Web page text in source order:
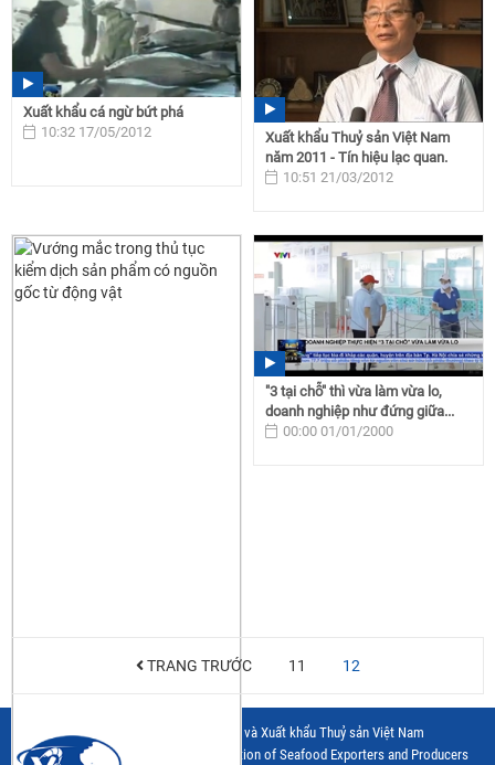
Xuất khẩu cá ngừ bứt phá
10:32 17/05/2012
Xuất khẩu Thuỷ sản Việt Nam
năm 2011 - Tín hiệu lạc quan.
10:51 21/03/2012
"3 tại chỗ" thì vừa làm vừa lo,
doanh nghiệp như đứng giữa...
00:00 01/01/2000
TRANG TRƯỚC 11 12
Hiệp hội Chế biến và Xuất khẩu Thuỷ sản Việt Nam
Vietnam Association of Seafood Exporters and Producers